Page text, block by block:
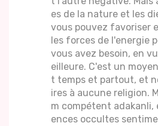
es de la nature et les
vous pouvez favoriser
les forces de l'energie
vous avez besoin, en
eilleure. C'est un
t temps et partout, et
ires à aucune religion.
m compétent adakanli,
ences occultes